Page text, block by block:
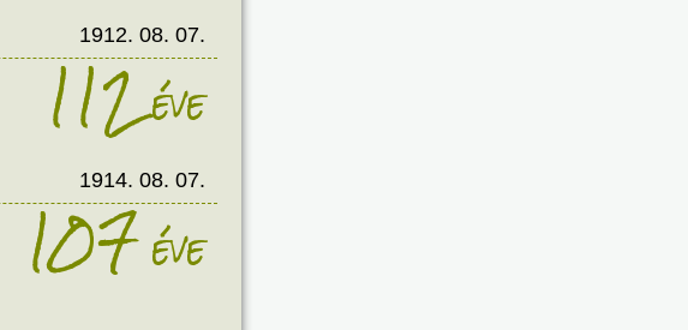
1912. 08. 07.
112éve
1914. 08. 07.
107éve